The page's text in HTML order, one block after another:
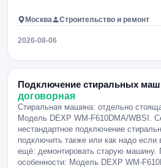
Москва Строительство и ремонт
2026-08-06
Подключение стиральных
договорная
Стиральная машина: отдельно
Модель DEXP WM-F610DMA/WBSI.
нестандартное подключение
подключить также или как надо
ещё: демонтировать старую машину.
особенности: Модель DEXP WM-